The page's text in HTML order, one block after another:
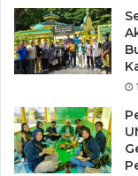
“Kita dukung
Tanjungpinang
yang diiringi tepuk